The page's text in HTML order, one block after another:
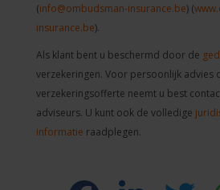
(info@ombudsman-insurance.be) (
insurance.be).
Als klant bent u beschermd door de
verzekeringen. Voor persoonlijk advies
verzekeringsofferte neemt u best
adviseurs. U kunt ook de volledige
informatie raadplegen.